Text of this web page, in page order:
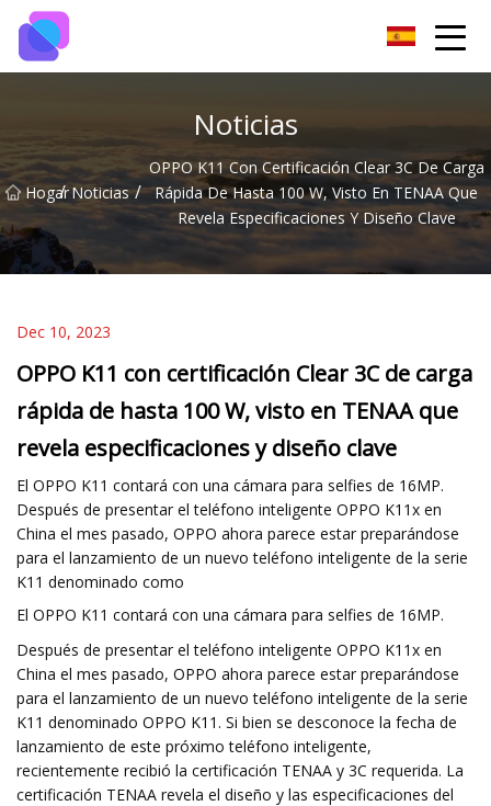
Noticias
Hogar
/ Noticias /
OPPO K11 Con Certificación Clear 3C De Carga
Rápida De Hasta 100 W, Visto En TENAA Que
Revela Especificaciones Y Diseño Clave
Dec 10, 2023
OPPO K11 con certificación Clear 3C de carga
rápida de hasta 100 W, visto en TENAA que
revela especificaciones y diseño clave
El OPPO K11 contará con una cámara para selfies de 16MP.
Después de presentar el teléfono inteligente OPPO K11x en
China el mes pasado, OPPO ahora parece estar preparándose
para el lanzamiento de un nuevo teléfono inteligente de la serie
K11 denominado como
El OPPO K11 contará con una cámara para selfies de 16MP.
Después de presentar el teléfono inteligente OPPO K11x en
China el mes pasado, OPPO ahora parece estar preparándose
para el lanzamiento de un nuevo teléfono inteligente de la serie
K11 denominado OPPO K11. Si bien se desconoce la fecha de
lanzamiento de este próximo teléfono inteligente,
recientemente recibió la certificación TENAA y 3C requerida. La
certificación TENAA revela el diseño y las especificaciones del